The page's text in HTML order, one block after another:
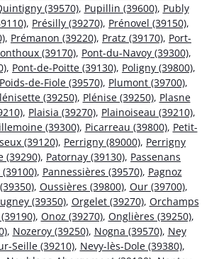
(39570), Pupillin (39600), Publy
, Présilly (39270), Prénovel (39150),
, Prémanon (39220), Pratz (39170), Port-
(39170), Pont-du-Navoy (39300),
, Pont-de-Poitte (39130), Poligny (39800),
Poids-de-Fiole (39570), Plumont (39700),
(39250), Plénise (39250), Plasne
, Plaisia (39270), Plainoiseau (39210),
(39300), Picarreau (39800), Petit-
(39120), Perrigny (89000), Perrigny
(39290), Patornay (39130), Passenans
, Pannessières (39570), Pagnoz
, Oussières (39800), Our (39700),
(39350), Orgelet (39270), Orchamps
, Onoz (39270), Onglières (39250),
, Nozeroy (39250), Nogna (39570), Ney
Seille (39210), Nevy-lès-Dole (39380),